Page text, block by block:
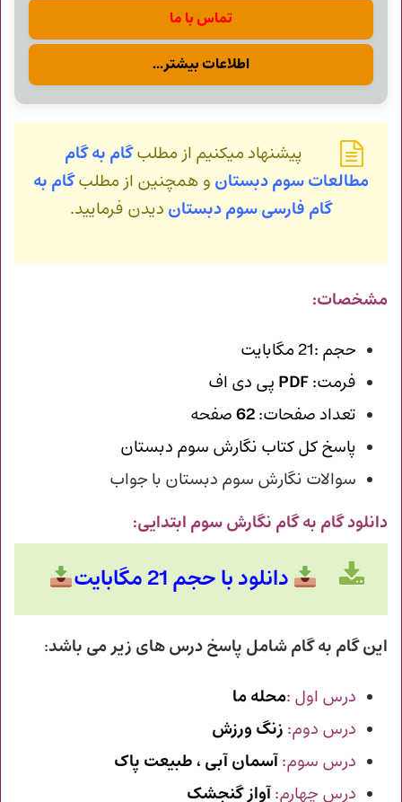
تماس با ما
اطلاعات بیشتر...
پیشنهاد میکنیم از مطلبگام به گام
مطالعات سوم دبستان و همچنین از مطلبگام به
گام فارسی سوم دبستان دیدن فرمایید.
مشخصات:
حجم :21 مگابایت
فرمت:PDF پی دی اف
تعداد صفحات:62صفحه
پاسخ کل کتاب نگارش سوم دبستان
سوالات نگارش سوم دبستان با جواب
دانلود گام به گام نگارش سوم ابتدایی:
دانلود با حجم 21 مگابایت
این گام به گام شامل پاسخ درس های زیر می باشد:
درس اول :محله ما
درس دوم: زنگ ورزش
درس سوم:آسمان آبی ، طبیعت پاک
درس چهارم:آواز گنجشک